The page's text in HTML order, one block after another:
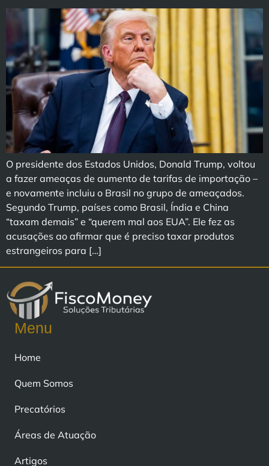
O presidente dos Estados Unidos, Donald Trump, voltou
a fazer ameaças de aumento de tarifas de importação –
e novamente incluiu o Brasil no grupo de ameaçados.
Segundo Trump, países como Brasil, Índia e China
“taxam demais” e “querem mal aos EUA”. Ele fez as
acusações ao afirmar que é preciso taxar produtos
estrangeiros para […]
Menu
Home
Quem Somos
Precatórios
Áreas de Atuação
Artigos